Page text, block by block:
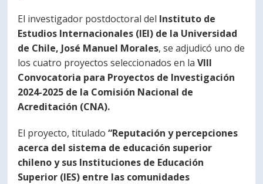
Estudiantes Egresados
El investigador postdoctoral del Instituto de
Estudios Internacionales (IEI) de la Universidad
de Chile, José Manuel Morales, se adjudicó uno de
los cuatro proyectos seleccionados en laVIII
Convocatoria para Proyectos de Investigación
2024-2025 de la Comisión Nacional de
Acreditación (CNA).
El proyecto, titulado“Reputación y percepciones
acerca del sistema de educación superior
chileno y sus Instituciones de Educación
Superior (IES) entre las comunidades